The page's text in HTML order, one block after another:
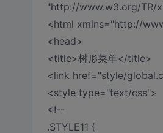
"http://www.w3.org/TR/
<html xmlns="http://
<head>
<title>树形菜单</title>
<link href="style/
<style type="text/css">
<!--
.STYLE11 {